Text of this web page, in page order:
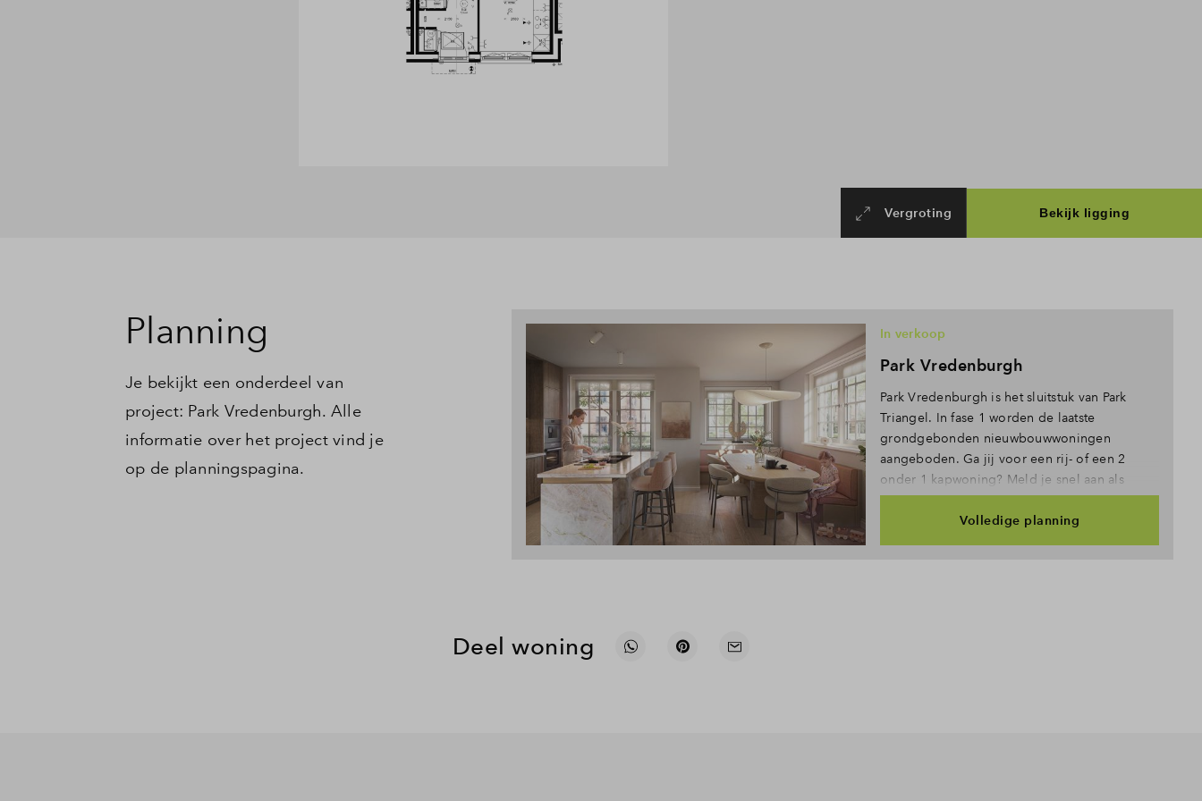
Vergroting
Planning
Je bekijkt een onderdeel van
project: Park Vredenburgh. Alle
informatie over het project vind je
op de planningspagina.
Park Vredenburgh
In verkoop
Park Vredenburgh is het sluitstuk van Park
Triangel. In fase 1 worden de laatste
grondgebonden nieuwbouwwoningen
aangeboden. Ga jij voor een rij- of een 2
onder 1 kapwoning? Meld je snel aan als
belangstellende!
Volledige planning
Deel woning